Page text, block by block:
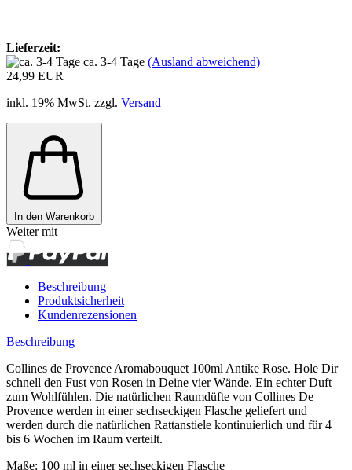
Lieferzeit:
ca. 3-4 Tage (Ausland abweichend)
24,99 EUR
inkl. 19% MwSt. zzgl. Versand
In den Warenkorb
Weiter mit
Beschreibung
Produktsicherheit
Kundenrezensionen
Beschreibung
Collines de Provence Aromabouquet 100ml Antike Rose. Hole Dir
schnell den Fust von Rosen in Deine vier Wände. Ein echter Duft
zum Wohlfühlen. Die natürlichen Raumdüfte von Collines De
Provence werden in einersechseckigen Flasche geliefert und
werden durch die natürlichen Rattanstiele kontinuierlich und für 4
bis 6 Wochen im Raum verteilt.
Maße: 100 ml in einer sechseckigen Flasche